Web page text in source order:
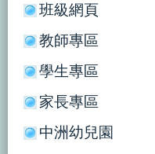
班級網頁
教師專區
學生專區
家長專區
中洲幼兒園